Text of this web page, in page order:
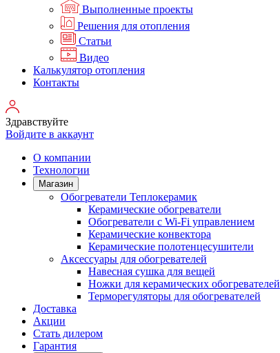
Выполненные проекты
Решения для отопления
Статьи
Видео
Калькулятор отопления
Контакты
Здравствуйте
Войдите в аккаунт
О компании
Технологии
Магазин
Обогреватели Теплокерамик
Керамические обогреватели
Обогреватели с Wi-Fi управлением
Керамические конвектора
Керамические полотенцесушители
Аксессуары для обогревателей
Навесная сушка для вещей
Ножки для керамических обогревателей
Терморегуляторы для обогревателей
Доставка
Акции
Стать дилером
Гарантия